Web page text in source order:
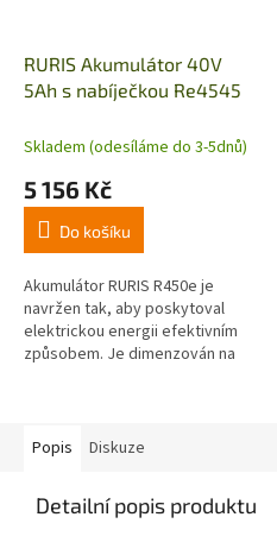
RURIS Akumulátor 40V
5Ah s nabíječkou Re4545
Skladem (odesíláme do 3-5dnů)
5 156 Kč
Do košíku
Akumulátor RURIS R450e je
navržen tak, aby poskytoval
elektrickou energii efektivním
způsobem. Je dimenzován na
Popis
Diskuze
Detailní popis produktu